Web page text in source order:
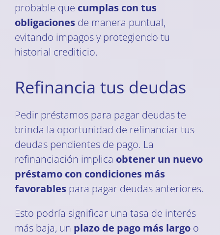
probable que cumplas con tus
obligaciones de manera puntual,
evitando impagos y protegiendo tu
historial crediticio.
Refinancia tus deudas
Pedir préstamos para pagar deudas te
brinda la oportunidad de refinanciar tus
deudas pendientes de pago. La
refinanciación implica obtener un nuevo
préstamo con condiciones más
favorablespara pagar deudas anteriores.
Esto podría significar una tasa de interés
más baja, un plazo de pago más largoo